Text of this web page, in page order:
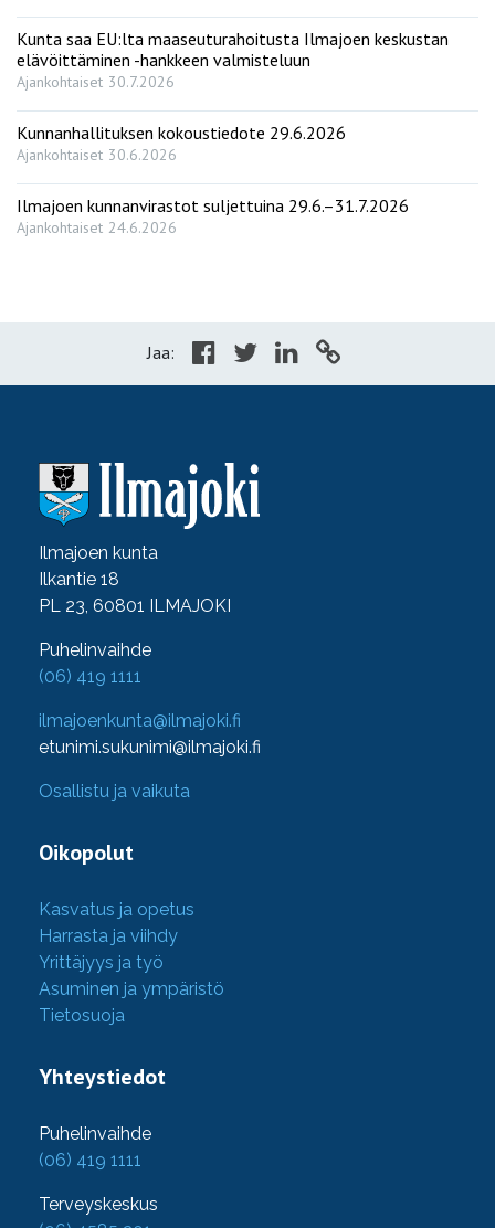
Kunta saa EU:lta maaseuturahoitusta Ilmajoen keskustan
elävöittäminen -hankkeen valmisteluun
Ajankohtaiset 30.7.2026
Kunnanhallituksen kokoustiedote 29.6.2026
Ajankohtaiset 30.6.2026
Ilmajoen kunnanvirastot suljettuina 29.6.–31.7.2026
Ajankohtaiset 24.6.2026
Jaa:
Ilmajoen kunta
Ilkantie 18
PL 23, 60801 ILMAJOKI
Puhelinvaihde
(06) 419 1111
ilmajoenkunta@ilmajoki.fi
etunimi.sukunimi@ilmajoki.fi
Osallistu ja vaikuta
Oikopolut
Kasvatus ja opetus
Harrasta ja viihdy
Yrittäjyys ja työ
Asuminen ja ympäristö
Tietosuoja
Yhteystiedot
Puhelinvaihde
(06) 419 1111
Terveyskeskus